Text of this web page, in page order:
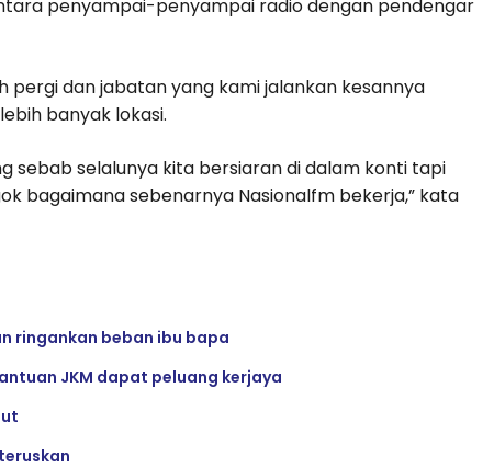
penyampai-penyampai radio dengan pendengar
pergi dan jabatan yang kami jalankan kesannya
banyak lokasi.
sebab selalunya kita bersiaran di dalam konti tapi
bagaimana sebenarnya Nasionalfm bekerja,” kata
ringankan beban ibu bapa
JKM dapat peluang kerjaya